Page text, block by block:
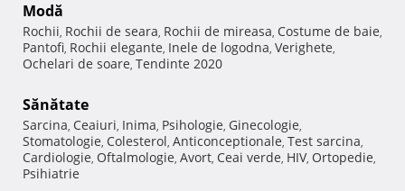
Modă
Rochii, Rochii de seara, Rochii de mireasa, Costume de baie,
Pantofi, Rochii elegante, Inele de logodna, Verighete,
Ochelari de soare, Tendinte 2020
Sănătate
Sarcina, Ceaiuri, Inima, Psihologie, Ginecologie,
Stomatologie, Colesterol, Anticonceptionale, Test sarcina,
Cardiologie, Oftalmologie, Avort, Ceai verde, HIV, Ortopedie,
Psihiatrie